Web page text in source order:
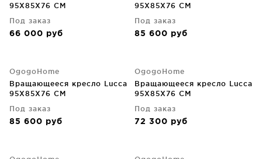
95X85X76 CM
Под заказ
66 000 руб
95X85X76 CM
Под заказ
85 600 руб
OgogoHome
Вращающееся кресло Lucca
95X85X76 CM
Под заказ
85 600 руб
OgogoHome
Вращающееся кресло Lucca
95X85X76 CM
Под заказ
72 300 руб